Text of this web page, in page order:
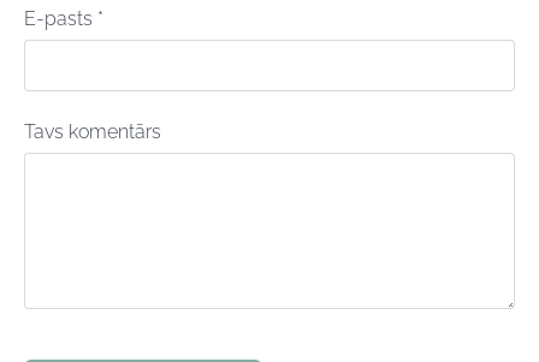
E-pasts *
Tavs komentārs